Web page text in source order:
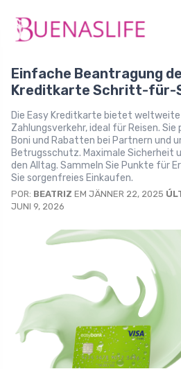
Einfache Beantragung
Kreditkarte Schritt-für-
Die Easy Kreditkarte bietet
Zahlungsverkehr, ideal für Reisen.
Boni und Rabatten bei Partnern und
Betrugsschutz. Maximale Sicherheit
den Alltag. Sammeln Sie Punkte für
Sie sorgenfreies Einkaufen.
POR: BEATRIZ EM JÄNNER 22, 2025
JUNI 9, 2026